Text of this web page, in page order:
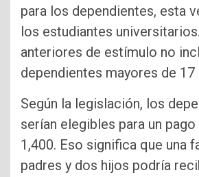
para los dependientes, esta
los estudiantes
anteriores de estímulo no
dependientes mayores de 17
Según la legislación, los
serían elegibles para un
1,400. Eso significa que una
padres y dos hijos podría